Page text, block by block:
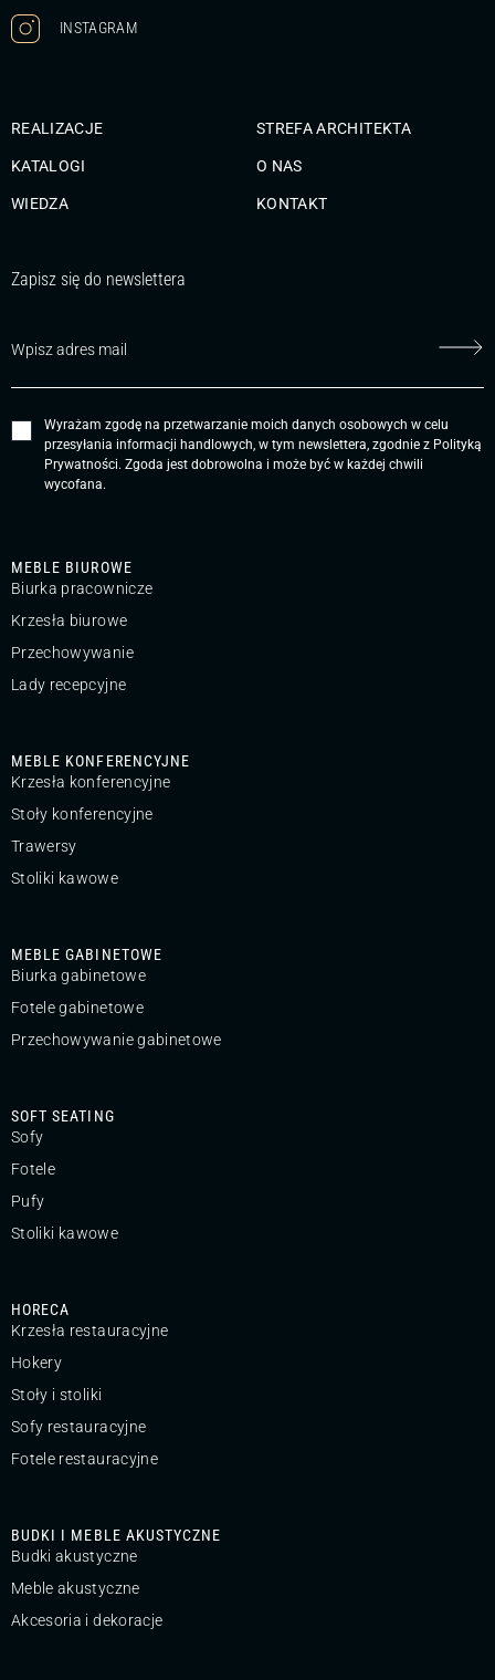
INSTAGRAM
MEBLE BIUROWE
Biurka pracownicze
Krzesła biurowe
Przechowywanie
Lady recepcyjne
MEBLE KONFERENCYJNE
Krzesła konferencyjne
Stoły konferencyjne
Trawersy
Stoliki kawowe
MEBLE GABINETOWE
Biurka gabinetowe
Fotele gabinetowe
Przechowywanie gabinetowe
SOFT SEATING
Sofy
Fotele
Pufy
Stoliki kawowe
HORECA
Krzesła restauracyjne
Hokery
Stoły i stoliki
Sofy restauracyjne
Fotele restauracyjne
BUDKI I MEBLE AKUSTYCZNE
Budki akustyczne
Meble akustyczne
Akcesoria i dekoracje
REALIZACJE
KATALOGI
WIEDZA
STREFA ARCHITEKTA
O NAS
KONTAKT
Zapisz się do newslettera
Wyrażam zgodę na przetwarzanie moich danych osobowych w celu
przesyłania informacji handlowych, w tym newslettera, zgodnie z Polityką
Prywatności. Zgoda jest dobrowolna i może być w każdej chwili
wycofana.